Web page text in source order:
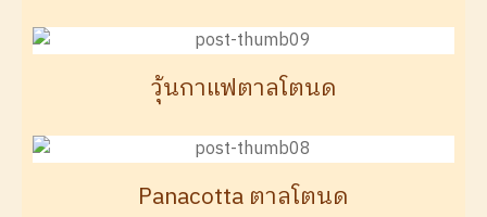
วุ้นกาแฟตาลโตนด
Panacotta ตาลโตนด